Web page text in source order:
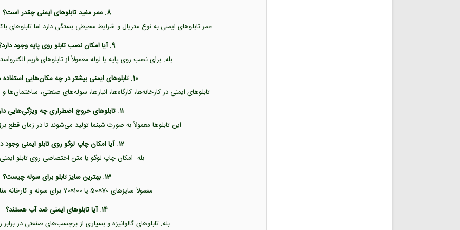
8. عمر مفید تابلوهای ایمنی چقدر است؟
عمر تابلوهای ایمنی به نوع متریال و شرایط محیطی بستگی دارد اما تابلوهای
9. آیا امکان نصب تابلو روی پایه وجود دارد؟
بله. برای نصب روی پایه یا لوله معمولاً از تابلوهای فریم
10. تابلوهای ایمنی بیشتر در چه مکان‌هایی استفاده می‌شوند؟
تابلوهای ایمنی در کارخانه‌ها، کارگاه‌ها، انبارها، سوله‌های صنعتی،
11. تابلوهای خروج اضطراری چه ویژگی‌هایی دارند؟
این تابلوها معمولاً به صورت شبنما تولید می‌شوند تا در زمان قطع
12. آیا امکان چاپ لوگو روی تابلو ایمنی وجود دارد؟
بله. امکان چاپ لوگو یا متن اختصاصی روی تابلو
13. بهترین سایز تابلو برای سوله چیست؟
معمولاً سایزهای 70×50 یا 100×70 برای سوله و کارخانه مناسب‌تر هستند.
14. آیا تابلوهای ایمنی ضد آب هستند؟
بله. تابلوهای گالوانیزه و بسیاری از برچسب‌های صنعتی در